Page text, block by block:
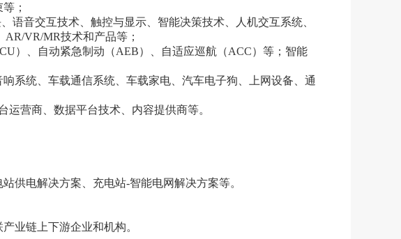
；
语音交互技术、触控与显示、智能决策技术、人机交互系统、
VR/MR技术和产品等；
）、自动紧急制动（AEB）、自适应巡航（ACC）等；智能
系统、车载通信系统、车载家电、汽车电子狗、上网设备、通
运营商、数据平台技术、内容提供商等。
供电解决方案、充电站-智能电网解决方案等。
业链上下游企业和机构。